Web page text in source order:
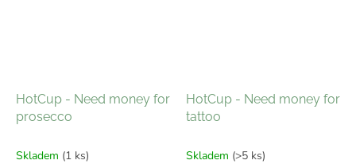
HotCup - Need money for
prosecco
Skladem (1 ks)
HotCup - Need money for
tattoo
Skladem (>5 ks)